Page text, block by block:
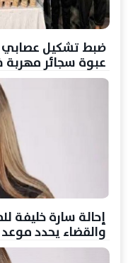
ضبط تشكيل عصابي
عبوة سجائر مهربة
إحالة سارة خليفة
والقضاء يحدد